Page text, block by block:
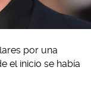
por una
el inicio se había